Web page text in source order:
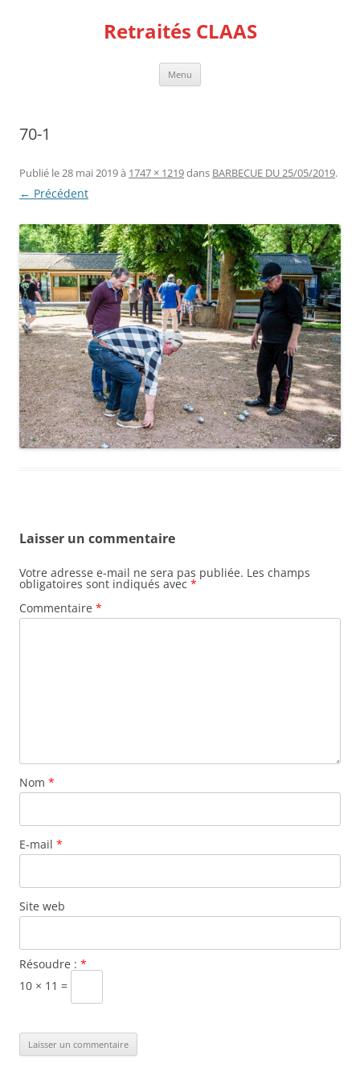
Retraités CLAAS
Menu
70-1
Publié le28 mai 2019à 1747 × 1219dans BARBECUE DU 25/05/2019.
← Précédent
Laisser un commentaire
Votre adresse e-mail ne sera pas publiée. Les champs
obligatoires sont indiqués avec *
Commentaire *
Nom *
E-mail *
Site web
Résoudre : *
10 × 11 =